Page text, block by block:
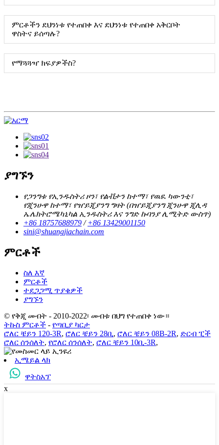
ምርቶችን ደህንነቱ የተጠበቀ እና ደህንነቱ የተጠበቀ አቅርቦት
ዋስትና ይሰጣሉ?
የማጓጓዣ ክፍያዎችስ?
ያግኙን
የጋንግቱ የኢንዱስትሪ ዞን፣ የልቭታን ከተማ፣ የዉዪ ካውንቲ፣
የጂንሁዋ ከተማ፣ የዠይጂያንግ ግዛት (በዠይጂያንግ ጂንሁዋ ጂሊዳ
ኤሌክትሮሜካኒካል ኢንዱስትሪ እና ንግድ ኩባንያ ሊሚትድ ውስጥ)
+86 18757688979 /+86 13429001150
sini@shuangjiachain.com
ምርቶች
ስለ እኛ
ምርቶች
ተደጋጋሚ ጥያቄዎች
ያግኙን
© የቅጂ መብት - 2010-2022፡ መብቱ በህግ የተጠበቀ ነው።
ትኩስ ምርቶች - የጣቢያ ካርታ
ሮለር ቼይን 120-3R, ሮለር ቼይን 28ቢ, ሮለር ቼይን 08B-2R, ድርብ ፒች
ሮለር ሰንሰለት, የሮለር ሰንሰለት, ሮለር ቼይን 10ቢ-3R,
ኢሜይል ላክ
ዋትስአፕ
x